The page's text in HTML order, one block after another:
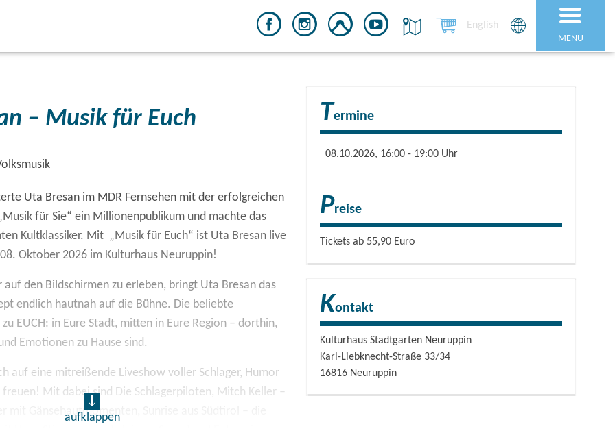
MENÜ
English
– Musik für Euch
Uta Bresan im MDR Fernsehen mit der erfolgreichen
für Sie“ ein Millionenpublikum und machte das
Kultklassiker. Mit „Musik für Euch“ ist Uta Bresan live
Oktober 2026 im Kulturhaus Neuruppin!
den Bildschirmen zu erleben, bringt Uta Bresan das
endlich hautnah auf die Bühne. Die beliebte
EUCH: in Eure Stadt, mitten in Eure Region – dorthin,
Emotionen zu Hause sind.
auf eine mitreißende Liveshow voller Schlager, Humor
freuen! Mit dabei sind Die Schlagerpiloten, Mitch Keller –
mit Gänsehautmomenten, Sunrise aus Südtirol – die
aufklappen
Termine
08.10.2026, 16:00 - 19:00 Uhr
Preise
Tickets ab 55,90 Euro
Kontakt
Kulturhaus Stadtgarten Neuruppin
Karl-Liebknecht-Straße 33/34
16816 Neuruppin